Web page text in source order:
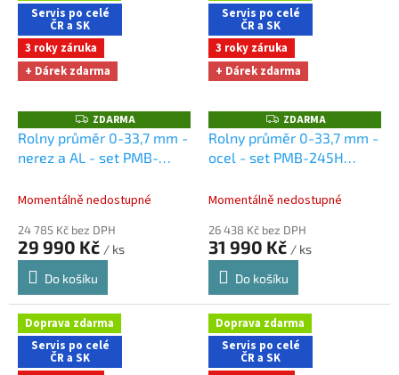
Servis po celé
ČR a SK
3 roky záruka
+ Dárek zdarma
Z
D
A
R
ZDARMA
Rolny průměr 0-33,7 mm -
nerez a AL - set PMB-
zdarma při nákupu na e-
Momentálně nedostupné
24 785 Kč bez DPH
29 990 Kč / ks
Do košíku
Servis po celé
ČR a SK
3 roky záruka
+ Dárek zdarma
Z
D
A
R
ZDARMA
Rolny průměr 0-33,7 mm -
ocel - set PMB-245H
při nákupu na e-shopu
Momentálně nedostupné
26 438 Kč bez DPH
31 990 Kč / ks
Do košíku
Doprava zdarma
Servis po celé
ČR a SK
Doprava zdarma
Servis po celé
ČR a SK